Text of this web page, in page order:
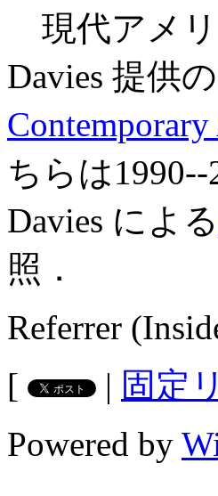
現代アメリ
Davies 提供
ちらは
Davies による
照．
Referrer
[
| 固定
Powered by